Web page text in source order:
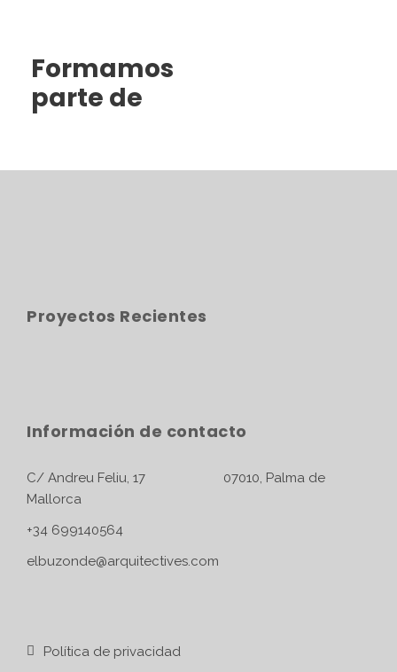
Formamos
parte de
Proyectos Recientes
Información de contacto
C/ Andreu Feliu, 17 07010, Palma de
Mallorca
+34 699140564
elbuzonde@arquitectives.com
Política de privacidad